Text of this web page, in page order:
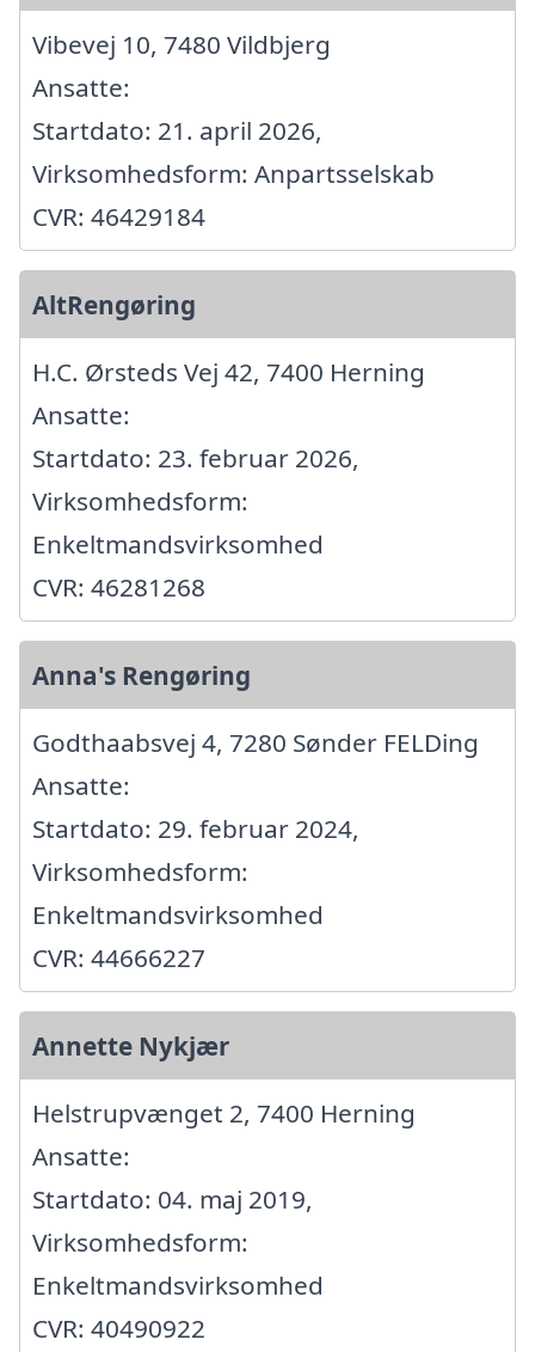
Vibevej 10, 7480 Vildbjerg
Ansatte:
Startdato: 21. april 2026,
Virksomhedsform: Anpartsselskab
CVR: 46429184
AltRengøring
H.C. Ørsteds Vej 42, 7400 Herning
Ansatte:
Startdato: 23. februar 2026,
Virksomhedsform:
Enkeltmandsvirksomhed
CVR: 46281268
Anna's Rengøring
Godthaabsvej 4, 7280 Sønder FELDing
Ansatte:
Startdato: 29. februar 2024,
Virksomhedsform:
Enkeltmandsvirksomhed
CVR: 44666227
Annette Nykjær
Helstrupvænget 2, 7400 Herning
Ansatte:
Startdato: 04. maj 2019,
Virksomhedsform:
Enkeltmandsvirksomhed
CVR: 40490922